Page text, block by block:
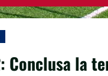
Conclusa la